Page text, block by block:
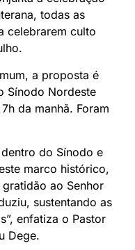
todas as
celebrarem culto
a proposta é
Sínodo Nordeste
da manhã. Foram
dentro do Sínodo e
marco histórico,
ao Senhor
sustentando as
enfatiza o Pastor
Dege.